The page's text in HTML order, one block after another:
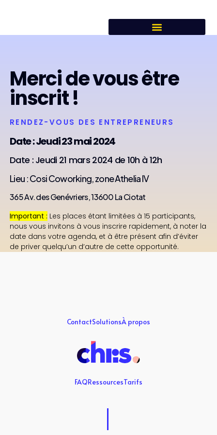
Merci de vous être
inscrit !
RENDEZ-VOUS DES ENTREPRENEURS
Date : Jeudi 23 mai 2024
Date : Jeudi 21 mars 2024 de 10h à 12h
Lieu : Cosi Coworking, zone Athelia IV
365 Av. des Genévriers, 13600 La Ciotat
Important : Les places étant limitées à 15 participants,
nous vous invitons à vous inscrire rapidement, à noter la
date dans votre agenda, et à être présent afin d’éviter
de priver quelqu’un d’autre de cette opportunité.
ContactSolutionsÀ propos
FAQRessourcesTarifs